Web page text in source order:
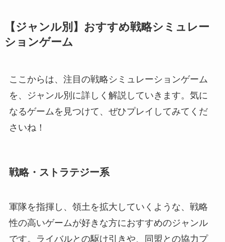
【ジャンル別】おすすめ戦略シミュレー
ションゲーム
ここからは、注目の戦略シミュレーションゲーム
を、ジャンル別に詳しく解説していきます。気に
なるゲームを見つけて、ぜひプレイしてみてくだ
さいね！
戦略・ストラテジー系
軍隊を指揮し、領土を拡大していくような、戦略
性の高いゲームが好きな方におすすめのジャンル
です。ライバルとの駆け引きや、同盟との協力プ